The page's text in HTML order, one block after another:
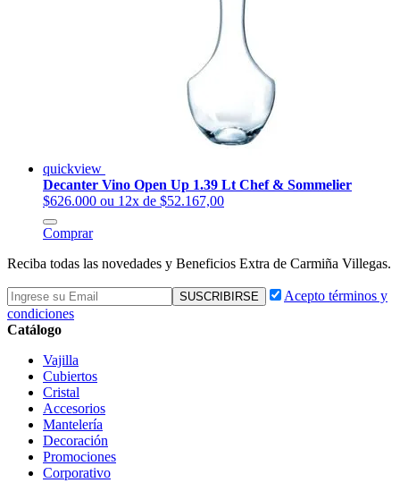
quickview
Decanter Vino Open Up 1.39 Lt Chef & Sommelier
$626.000 ou 12x de $52.167,00
Comprar
Reciba todas las novedades y Beneficios Extra de Carmiña Villegas.
Acepto términos y
condiciones
Catálogo
Vajilla
Cubiertos
Cristal
Accesorios
Mantelería
Decoración
Promociones
Corporativo